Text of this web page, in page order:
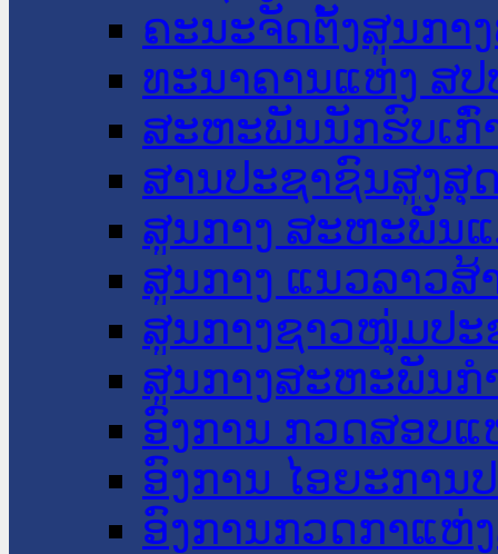
ຄະນະຈັດຕັ້ງສູນກາ
ທະນາຄານແຫ່ງ ສປ
ສະຫະພັນນັກຮົບເກົ່
ສານປະຊາຊົນສູງສຸ
ສູນກາງ ສະຫະພັນ
ສູນກາງ ແນວລາວສ້
ສູນກາງຊາວໜຸ່ມປະ
ສູນກາງສະຫະພັນກ
ອົງການ ກວດສອບແ
ອົງການ ໄອຍະການ
ອົງການກວດກາແຫ່